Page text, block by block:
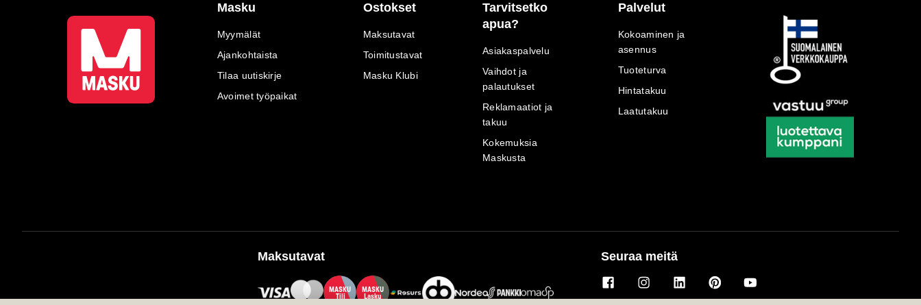
Masku
Myymälät
Ajankohtaista
Tilaa uutiskirje
Avoimet työpaikat
Ostokset
Maksutavat
Toimitustavat
Masku Klubi
Tarvitsetko
apua?
Asiakaspalvelu
Vaihdot ja
palautukset
Reklamaatiot ja
takuu
Kokemuksia
Maskusta
Palvelut
Kokoaminen ja
asennus
Tuoteturva
Hintatakuu
Laatutakuu
Maksutavat
MASKU
Tili
MASKU
Lasku
Seuraa meitä